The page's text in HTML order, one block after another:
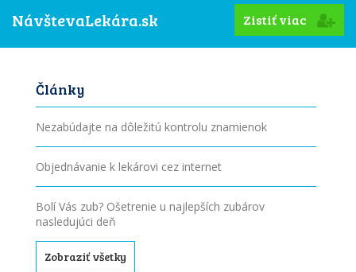
NávštevaLekára.sk
Zistiť viac
Články
Nezabúdajte na dôležitú kontrolu znamienok
Objednávanie k lekárovi cez internet
Bolí Vás zub? Ošetrenie u najlepších zubárov
nasledujúci deň
Zobraziť všetky